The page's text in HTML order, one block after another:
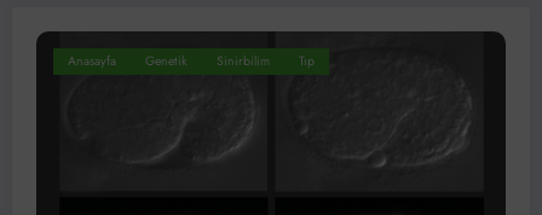
Anasayfa Genetik Sinirbilim Tıp